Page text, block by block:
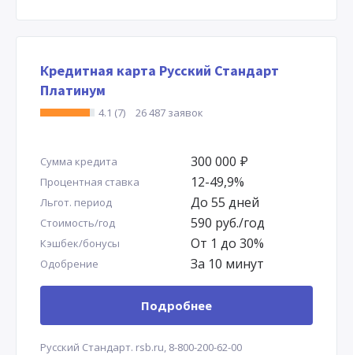
Кредитная карта Русский Стандарт
Платинум
4.1 (7) 26 487 заявок
Сумма кредита 300 000 Р
Процентная ставка 12-49,9%
Льгот. период До 55 дней
Стоимость/год 590 руб./год
Кэшбек/бонусы От 1 до 30%
Одобрение За 10 минут
Подробнее
Русский Стандарт. rsb.ru, 8-800-200-62-00